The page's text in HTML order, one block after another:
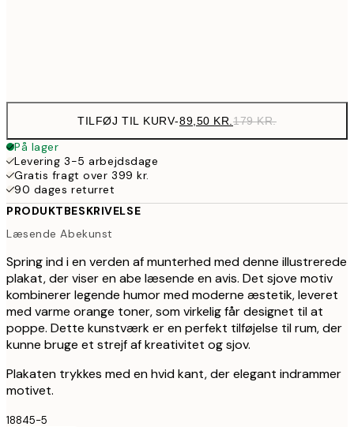
TILFØJ TIL KURV-89,50 KR.179 KR.
På lager
Levering 3-5 arbejdsdage
Gratis fragt over 399 kr.
90 dages returret
PRODUKTBESKRIVELSE
Læsende Abekunst
Spring ind i en verden af munterhed med denne illustrerede
plakat, der viser en abe læsende en avis. Det sjove motiv
kombinerer legende humor med moderne æstetik, leveret
med varme orange toner, som virkelig får designet til at
poppe. Dette kunstværk er en perfekt tilføjelse til rum, der
kunne bruge et strejf af kreativitet og sjov.
Plakaten trykkes med en hvid kant, der elegant indrammer
motivet.
18845-5